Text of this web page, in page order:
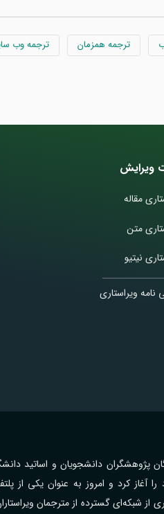
ترجمه همزمان ترجمه وب
ویرایش
مقاله
متن
نیتیو
نامه ویراستاری
با فرهیختگان پژوهشگران دانشجویان و
کرد و امروز به عنوان یکی از
از شبکه‌ای گسترده از مترجمان